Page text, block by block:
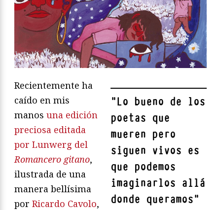
"Lo bueno de los
poetas que
mueren pero
siguen vivos es
que podemos
imaginarlos allá
donde queramos"
Recientemente ha
caído en mis
manos una edición
preciosa editada
por Lunwerg del
Romancero gitano,
ilustrada de una
manera bellísima
por Ricardo Cavolo,